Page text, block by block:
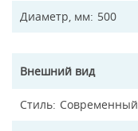
Диаметр, мм 500
Внешний вид
Стиль Современный